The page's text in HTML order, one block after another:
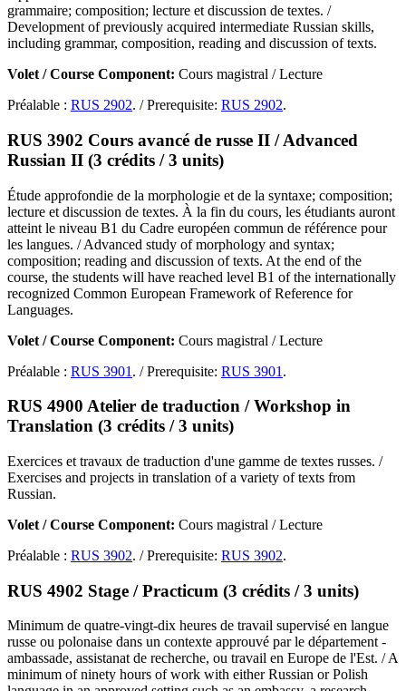
grammaire; composition; lecture et discussion de textes. /
Development of previously acquired intermediate Russian skills,
including grammar, composition, reading and discussion of texts.
Volet / Course Component: Cours magistral / Lecture
Préalable : RUS 2902. / Prerequisite: RUS 2902.
RUS 3902 Cours avancé de russe II / Advanced
Russian II (3 crédits / 3 units)
Étude approfondie de la morphologie et de la syntaxe; composition;
lecture et discussion de textes. À la fin du cours, les étudiants auront
atteint le niveau B1 du Cadre européen commun de référence pour
les langues. / Advanced study of morphology and syntax;
composition; reading and discussion of texts. At the end of the
course, the students will have reached level B1 of the internationally
recognized Common European Framework of Reference for
Languages.
Volet / Course Component: Cours magistral / Lecture
Préalable : RUS 3901 . / Prerequisite: RUS 3901 .
RUS 4900 Atelier de traduction / Workshop in
Translation (3 crédits / 3 units)
Exercices et travaux de traduction d'une gamme de textes russes. /
Exercises and projects in translation of a variety of texts from
Russian.
Volet / Course Component: Cours magistral / Lecture
Préalable : RUS 3902. / Prerequisite: RUS 3902.
RUS 4902 Stage / Practicum (3 crédits / 3 units)
Minimum de quatre-vingt-dix heures de travail supervisé en langue
russe ou polonaise dans un contexte approuvé par le département -
ambassade, assistanat de recherche, ou travail en Europe de l'Est. / A
minimum of ninety hours of work with either Russian or Polish